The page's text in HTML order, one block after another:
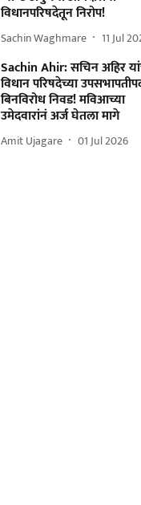
विधानपरिषदेतून निरोप!
Sachin Waghmare 11 Jul
Sachin Ahir: सचिन अहिर
विधान परिषदेच्या
बिनविरोध निवड! मविआच्या
उमेदवारांनं अर्ज घेतला मागे
Amit Ujagare 01 Jul 2026